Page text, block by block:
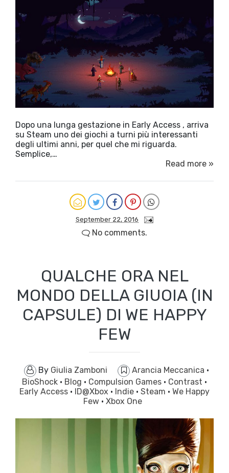
Dopo una lunga gestazione in Early Access , arriva
su Steam uno dei giochi a turni più interessanti
degli ultimi anni, per quel che mi riguarda.
Semplice,…
Read more »
September 22, 2016
No comments.
QUALCHE ORA NEL
MONDO DELLA GIUOIA (IN
CAPSULE) DI WE HAPPY
FEW
By Giulia Zamboni Arancia Meccanica ·
BioShock · Blog · Compulsion Games · Contrast ·
Early Access · ID@Xbox · Indie · Steam · We Happy
Few · Xbox One